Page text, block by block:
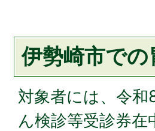
伊勢崎市で
対象者には、令
ん検診等受診券